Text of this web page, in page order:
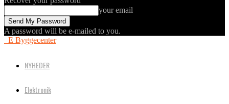
your email
A password will be e-mailed to you.
E Byggecenter
NYHEDER
Elektronik